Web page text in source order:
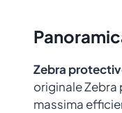
Zebra
originale
massima